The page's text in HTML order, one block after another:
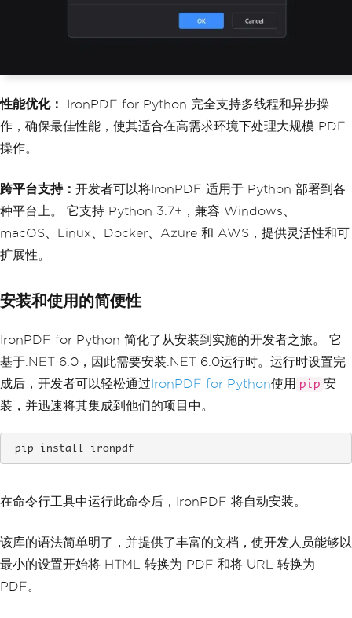
性能优化：
IronPDF for Python 完全支持多线程和异步操
作，确保最佳性能，使其适合在高需求环境下处理大规模 PDF
操作。
跨平台支持： 开发者可以将IronPDF 适用于 Python 部署到各
种平台上。 它支持 Python 3.7+，兼容 Windows、
macOS、Linux、Docker、Azure 和 AWS，提供灵活性和可
扩展性。
安装和使用的简便性
IronPDF for Python 简化了从安装到实施的开发者之旅。 它
基于.NET 6.0，因此需要安装.NET 6.0运行时。运行时设置完
成后，开发者可以轻松通过 IronPDF for Python使用 pip 安
装，并迅速将其集成到他们的项目中。
pip install ironpdf
在命令行工具中运行此命令后，IronPDF 将自动安装。
该库的语法简单明了，并提供了丰富的文档，使开发人员能够以
最小的设置开始将 HTML 转换为 PDF 和将 URL 转换为
PDF。